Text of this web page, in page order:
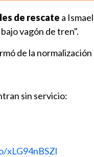
de rescate a Ismael
vagón de tren".
de la normalización
sin servicio:
xLG94nBSZl